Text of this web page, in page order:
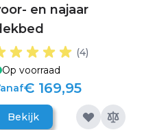
en najaar
(4)
Op voorraad
€ 169,95
Bekijk